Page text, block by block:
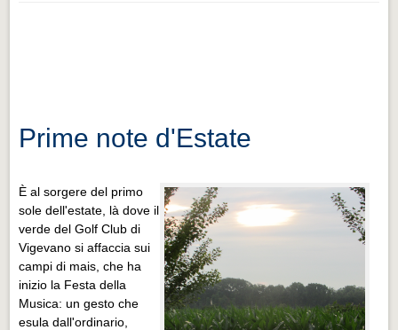
Prime note d'Estate
È al sorgere del primo
sole dell'estate, là dove il
verde del Golf Club di
Vigevano si affaccia sui
campi di mais, che ha
inizio la Festa della
Musica: un gesto che
esula dall'ordinario,